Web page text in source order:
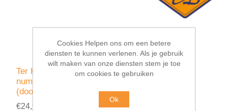
Ter Hürne wand-en plafond bevestigingsclips
nummer 2 voor 0mm voeg exclusief schroeven
(doos=250stuks)
€24,95 incl. BTW
Cookies Helpen ons om een betere
diensten te kunnen verlenen. Als je gebruik
wilt maken van onze diensten stem je toe
om cookies te gebruiken
Ok